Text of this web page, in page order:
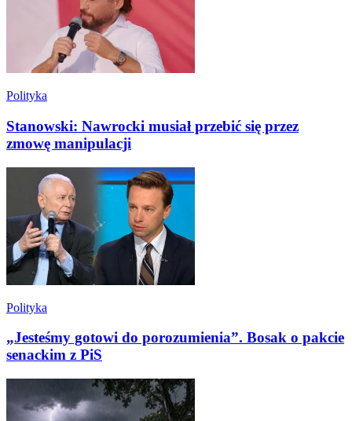
Polityka
Stanowski: Nawrocki musiał przebić się przez
zmowę manipulacji
Polityka
„Jesteśmy gotowi do porozumienia”. Bosak o pakcie
senackim z PiS